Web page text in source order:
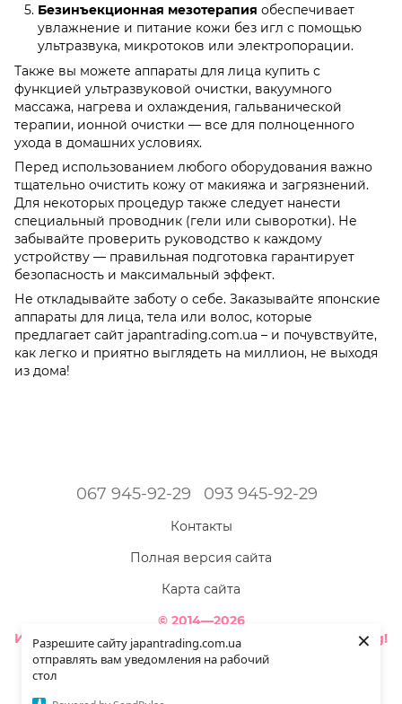
Разрешите сайту japantrading.com.ua
отправлять вам уведомления на рабочий
стол
×
Безинъекционная мезотерапия обеспечивает
увлажнение и питание кожи без игл с помощью
ультразвука, микротоков или электропорации.
Также вы можете аппараты для лица купить с
функцией ультразвуковой очистки, вакуумного
массажа, нагрева и охлаждения, гальванической
терапии, ионной очистки — все для полноценного
ухода в домашних условиях.
Перед использованием любого оборудования важно
тщательно очистить кожу от макияжа и загрязнений.
Для некоторых процедур также следует нанести
специальный проводник (гели или сыворотки). Не
забывайте проверить руководство к каждому
устройству — правильная подготовка гарантирует
безопасность и максимальный эффект.
Не откладывайте заботу о себе. Заказывайте японские
аппараты для лица, тела или волос, которые
предлагает сайт japantrading.com.ua – и почувствуйте,
как легко и приятно выглядеть на миллион, не выходя
из дома!
067 945-92-29 093 945-92-29
Контакты
Полная версия сайта
Карта сайта
© 2014—2026
Интернет-магазин товаров из Японии - Japan Trading!
Наша красота ярче - когда мы полностью здоровы!